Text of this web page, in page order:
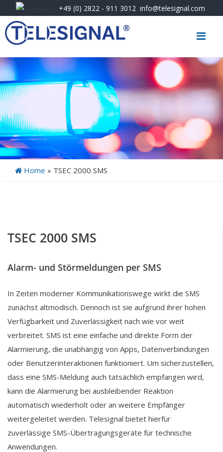
+49 (0) 2822 - 911 3012 info@telesignal.com
Home » TSEC 2000 SMS
TSEC 2000 SMS
Alarm- und Störmeldungen per SMS
In Zeiten moderner Kommunikationswege wirkt die SMS
zunächst altmodisch. Dennoch ist sie aufgrund ihrer hohen
Verfügbarkeit und Zuverlässigkeit nach wie vor weit
verbreitet. SMS ist eine einfache und direkte Form der
Alarmierung, die unabhängig von Apps, Datenverbindungen
oder Benutzerinteraktionen funktioniert. Um sicherzustellen,
dass eine SMS-Meldung auch tatsächlich empfangen wird,
kann die Alarmierung bei ausbleibender Reaktion
automatisch wiederholt oder an weitere Empfänger
weitergeleitet werden. Telesignal bietet hierfür
zuverlässige SMS-Übertragungsgeräte für technische
Anwendungen.